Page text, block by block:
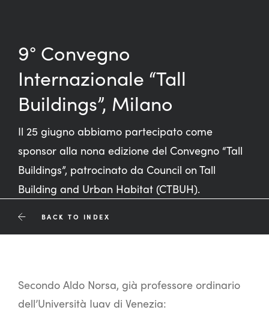
9° Convegno
Internazionale “Tall
Buildings”, Milano
Il 25 giugno abbiamo partecipato come
sponsor alla nona edizione del Convegno “Tall
Buildings”, patrocinato da Council on Tall
Building and Urban Habitat (CTBUH).
BACK TO INDEX
Secondo Aldo Norsa, già professore ordinario
dell’Università Iuav di Venezia: